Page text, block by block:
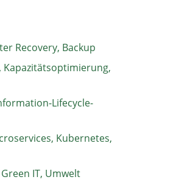
Recovery, Backup
Kapazitätsoptimierung,
Lifecycle-
Kubernetes,
IT, Umwelt